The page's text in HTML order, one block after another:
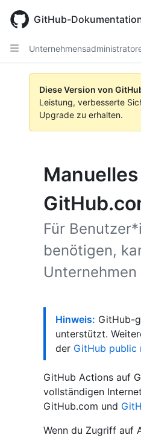
main
content
GitHub-
Diese Version von
Leistung, verbesserte
Upgrade zu erhalten.
Für
benötigen,
Hinweis: GitHub-
unterstützt.
der GitHub public
GitHub Actions auf
vollständigen
GitHub.com und
Wenn du Zugriff auf